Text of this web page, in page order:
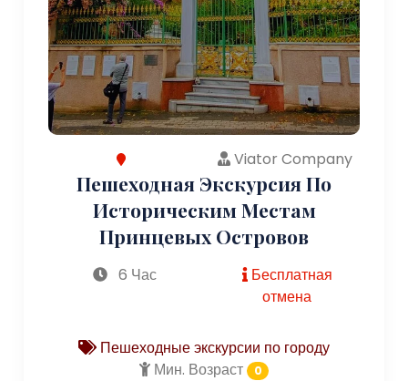
Viator Company
Пешеходная Экскурсия По
Историческим Местам
Принцевых Островов
6 Час
Бесплатная
отмена
Пешеходные экскурсии по городу
Мин. Возраст
0